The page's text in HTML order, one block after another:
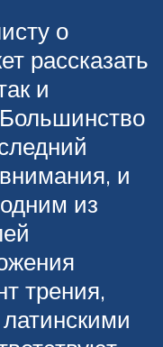
о
рассказать
и
и
из
трения,